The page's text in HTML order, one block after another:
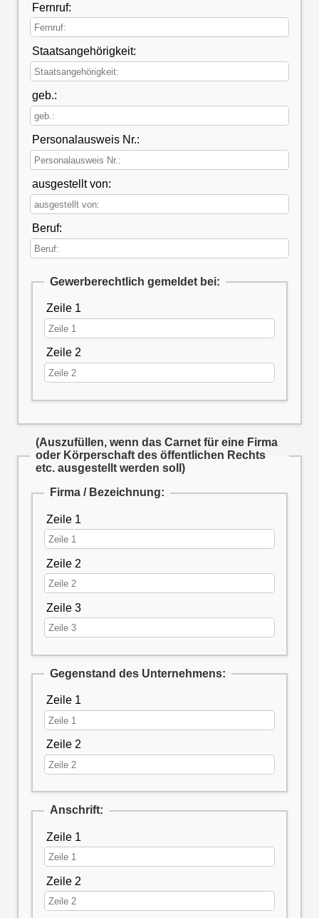
Fernruf:
Staatsangehörigkeit:
geb.:
Personalausweis Nr.:
ausgestellt von:
Beruf:
Gewerberechtlich gemeldet bei:
Zeile 1
Zeile 2
(Auszufüllen, wenn das Carnet für eine Firma
oder Körperschaft des öffentlichen Rechts
etc. ausgestellt werden soll)
Firma / Bezeichnung:
Zeile 1
Zeile 2
Zeile 3
Gegenstand des Unternehmens:
Zeile 1
Zeile 2
Anschrift:
Zeile 1
Zeile 2